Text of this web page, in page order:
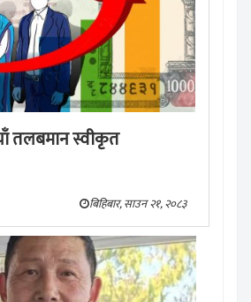
तलबमान स्वीकृत
बिहिबार, साउन २१, २०८३